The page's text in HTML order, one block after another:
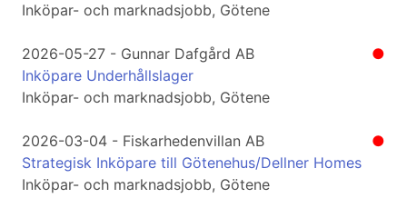
Inköpar- och marknadsjobb, Götene
●
2026-05-27 - Gunnar Dafgård AB
Inköpare Underhållslager
Inköpar- och marknadsjobb, Götene
●
2026-03-04 - Fiskarhedenvillan AB
Strategisk Inköpare till Götenehus/Dellner Homes
Inköpar- och marknadsjobb, Götene